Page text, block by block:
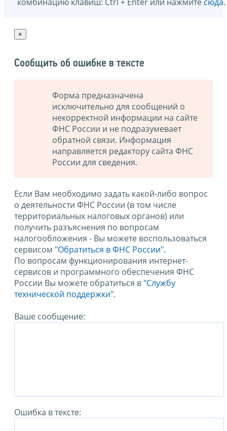
×
Сообщить об ошибке в тексте
Форма предназначена
исключительно для сообщений о
некорректной информации на сайте
ФНС России и не подразумевает
обратной связи. Информация
направляется редактору сайта ФНС
России для сведения.
Если Вам необходимо задать какой-либо вопрос
о деятельности ФНС России (в том числе
территориальных налоговых органов) или
получить разъяснения по вопросам
налогообложения - Вы можете воспользоваться
сервисом "Обратиться в ФНС России".
По вопросам функционирования интернет-
сервисов и программного обеспечения ФНС
России Вы можете обратиться в "Службу
технической поддержки".
Ваше сообщение:
Ошибка в тексте: